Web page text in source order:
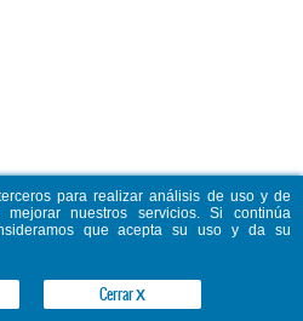
para realizar análisis de uso y de
nuestros servicios. Si continúa
que acepta su uso y da su
CerrarX